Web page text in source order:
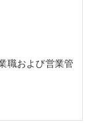
職および営業管